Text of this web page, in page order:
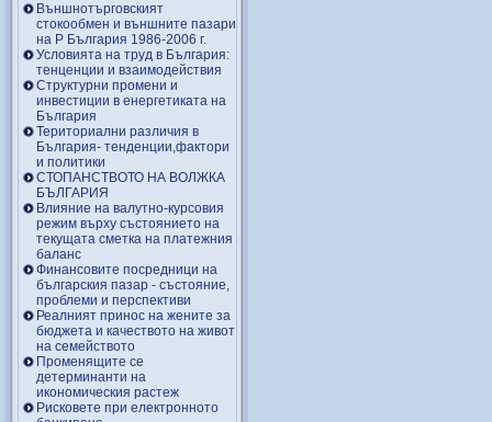
Външнотърговският
стокообмен и външните пазари
на Р България 1986-2006 г.
Условията на труд в България:
тенценции и взаимодействия
Структурни промени и
инвестиции в енергетиката на
България
Териториални различия в
България- тенденции,фактори
и политики
СТОПАНСТВОТО НА ВОЛЖКА
БЪЛГАРИЯ
Влияние на валутно-курсовия
режим върху състоянието на
текущата сметка на платежния
баланс
Финансовите посредници на
българския пазар - състояние,
проблеми и перспективи
Реалният принос на жените за
бюджета и качеството на живот
на семейството
Променящите се
детерминанти на
икономическия растеж
Рисковете при електронното